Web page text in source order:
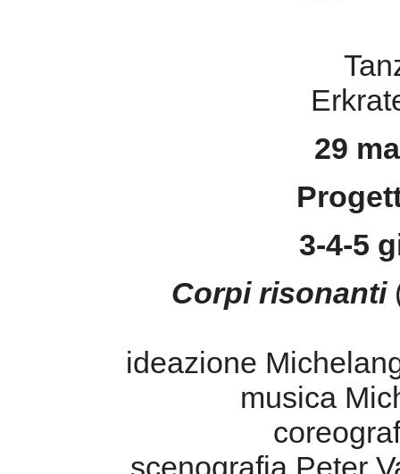
29
3-4-5
Corpi risonanti
ideazione
musica
scenografia Peter